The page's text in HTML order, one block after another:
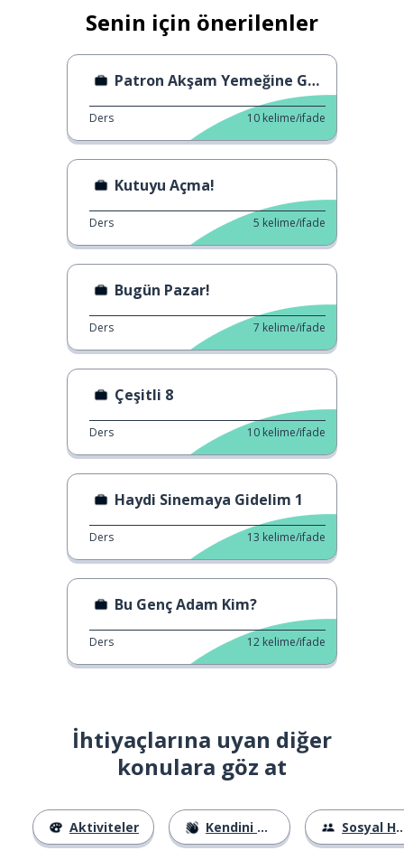
Senin için önerilenler
Patron Akşam Yemeğine Geliyor
Ders 10 kelime/ifade
Kutuyu Açma!
Ders 5 kelime/ifade
Bugün Pazar!
Ders 7 kelime/ifade
Çeşitli 8
Ders 10 kelime/ifade
Haydi Sinemaya Gidelim 1
Ders 13 kelime/ifade
Bu Genç Adam Kim?
Ders 12 kelime/ifade
İhtiyaçlarına uyan diğer
konulara göz at
Aktiviteler Kendini Tanıtma Sosyal Hayat